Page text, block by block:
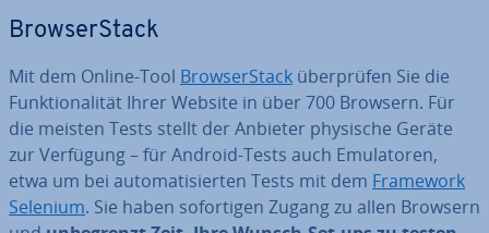
Brow­ser­Stack
Mit dem Online-Tool Brow­ser­Stack über­prü­fen Sie die
Funk­tio­na­li­tät Ihrer Website in über 700 Browsern. Für
die meisten Tests stellt der Anbieter physische Geräte
zur Verfügung – für Android-Tests auch Emu­la­to­ren,
etwa um bei au­to­ma­ti­sier­ten Tests mit dem Framework
Selenium. Sie haben so­for­ti­gen Zugang zu allen Browsern